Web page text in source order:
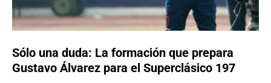
Sólo una duda: La formación que prepara
Gustavo Álvarez para el Superclásico 197